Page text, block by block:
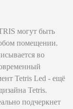
могут быть
помещении.
во
Tetris Led - ещё
Tetris.
подчеркнет